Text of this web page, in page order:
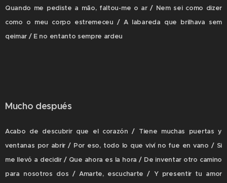
Quando me pediste a mão, faltou-me o ar / Nem sei como dizer
como o meu corpo estremeceu / A labareda que brilhava sem
qeimar / E no entanto sempre ardeu
Mucho después
Acabo de descubrir que el corazón / Tiene muchas puertas y
ventanas por abrir / Por eso, todo lo que viví no fue en vano / Si
me llevó a decidir / Que ahora es la hora / De inventar otro camino
para nosotros dos / Amarte, escucharte / Y presentir tu amor